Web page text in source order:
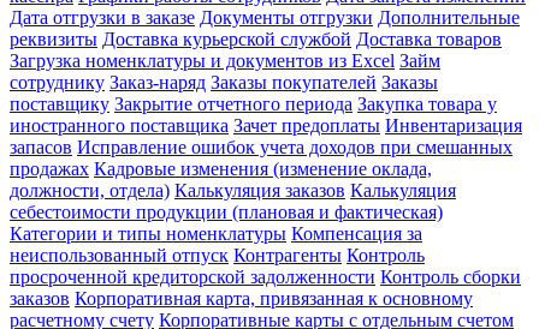
Дата отгрузки в заказе Документы отгрузки Дополнительные
реквизиты Доставка курьерской службой Доставка товаров
Загрузка номенклатуры и документов из Excel Займ
сотруднику Заказ-наряд Заказы покупателей Заказы
поставщику Закрытие отчетного периода Закупка товара у
иностранного поставщика Зачет предоплаты Инвентаризация
запасов Исправление ошибок учета доходов при смешанных
продажах Кадровые изменения (изменение оклада,
должности, отдела) Калькуляция заказов Калькуляция
себестоимости продукции (плановая и фактическая)
Категории и типы номенклатуры Компенсация за
неиспользованный отпуск Контрагенты Контроль
просроченной кредиторской задолженности Контроль сборки
заказов Корпоративная карта, привязанная к основному
расчетному счету Корпоративные карты с отдельным счетом